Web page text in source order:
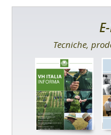
Tecniche,